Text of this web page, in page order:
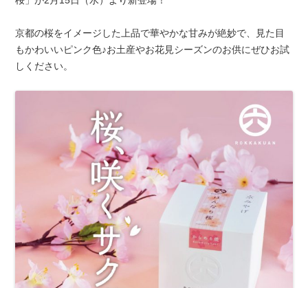
京都の桜をイメージした上品で華やかな甘みが絶妙で、見た目
もかわいいピンク色♪お土産やお花見シーズンのお供にぜひお試
しください。